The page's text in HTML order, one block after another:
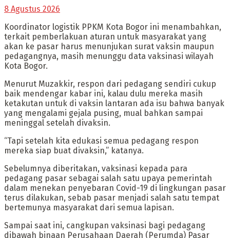
8 Agustus 2026
Koordinator logistik PPKM Kota Bogor ini menambahkan,
terkait pemberlakuan aturan untuk masyarakat yang
akan ke pasar harus menunjukan surat vaksin maupun
pedagangnya, masih menunggu data vaksinasi wilayah
Kota Bogor.
Menurut Muzakkir, respon dari pedagang sendiri cukup
baik mendengar kabar ini, kalau dulu mereka masih
ketakutan untuk di vaksin lantaran ada isu bahwa banyak
yang mengalami gejala pusing, mual bahkan sampai
meninggal setelah divaksin.
“Tapi setelah kita edukasi semua pedagang respon
mereka siap buat divaksin,” katanya.
Sebelumnya diberitakan, vaksinasi kepada para
pedagang pasar sebagai salah satu upaya pemerintah
dalam menekan penyebaran Covid-19 di lingkungan pasar
terus dilakukan, sebab pasar menjadi salah satu tempat
bertemunya masyarakat dari semua lapisan.
Sampai saat ini, cangkupan vaksinasi bagi pedagang
dibawah binaan Perusahaan Daerah (Perumda) Pasar